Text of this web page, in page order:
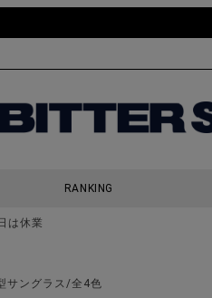
RANKING
は休業
サングラス/全4色